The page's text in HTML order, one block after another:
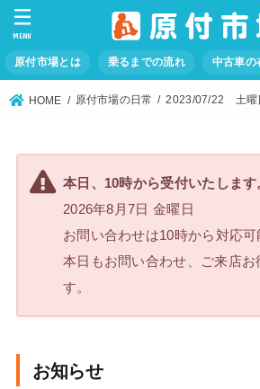
原付市場とは 乗るまでの流れ 中古車の
MENU
HOME 原付市場の日常 2023/07/22 土
本日、10時から受付いたします
2026年8月7日 金曜日
お問い合わせは10時から対応可
本日もお問い合わせ、ご来店お
す。
お知らせ